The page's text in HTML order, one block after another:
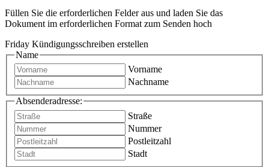
Füllen Sie die erforderlichen Felder aus und laden Sie das
Dokument im erforderlichen Format zum Senden hoch
Friday Kündigungsschreiben erstellen
Name
Vorname
Nachname
Absenderadresse:
Straße
Nummer
Postleitzahl
Stadt